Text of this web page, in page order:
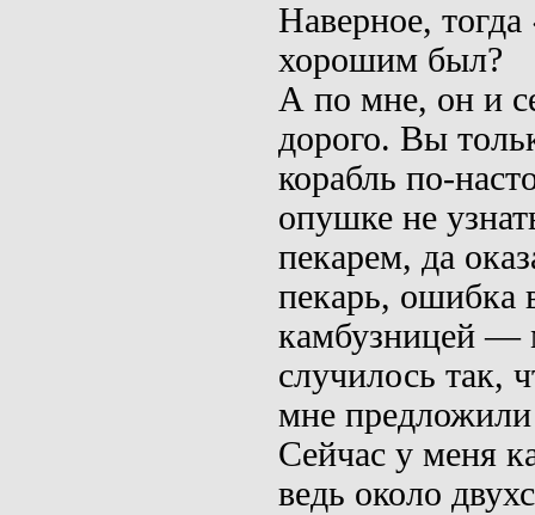
Наверное,
хорошим был?
А по мне, он и
дорого. Вы
корабль по-
опушке не
пекарем, да
пекарь,
камбузницей —
случилось так,
мне предложили
Сейчас у меня
ведь около